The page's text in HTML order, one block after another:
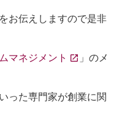
お伝えしますので是非
マネジメント
」のメ
った専門家が創業に関